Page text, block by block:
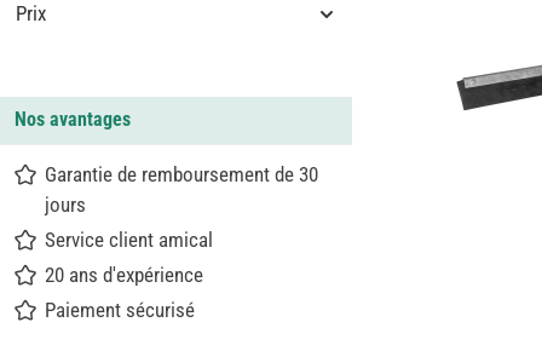
Prix
Nos avantages
Garantie de remboursement de 30
jours
Service client amical
20 ans d'expérience
Paiement sécurisé